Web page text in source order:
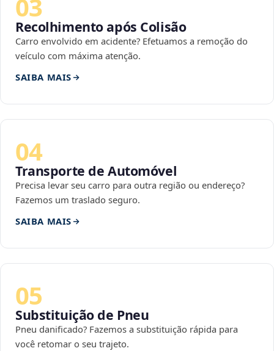
03
Recolhimento após Colisão
Carro envolvido em acidente? Efetuamos a remoção do
veículo com máxima atenção.
SAIBA MAIS
04
Transporte de Automóvel
Precisa levar seu carro para outra região ou endereço?
Fazemos um traslado seguro.
SAIBA MAIS
05
Substituição de Pneu
Pneu danificado? Fazemos a substituição rápida para
você retomar o seu trajeto.